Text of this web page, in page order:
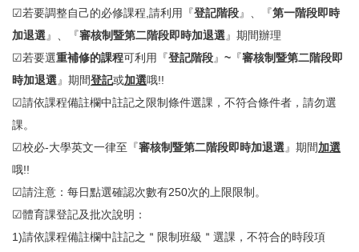
☑若要調整自己的必修課程,請利用『登記階段』、『第一階段即時
加退選 』、『審核制暨第二階段即時加退選 』期間辦理
☑若要選重補修的課程可利用『登記階段』 ~ 『審核制暨第二階段即
時加退選 』期間登記或加選哦!!
☑請依課程備註欄中註記之限制條件選課，不符合條件者，請勿選
課。
☑校必-大學英文一律至『審核制暨第二階段即時加退選 』期間加選
哦!!
☑請注意：每日點選確認次數有250次的上限限制。
☑體育課登記及批次說明：
1)請依課程備註欄中註記之＂限制班級＂選課，不符合的時段項